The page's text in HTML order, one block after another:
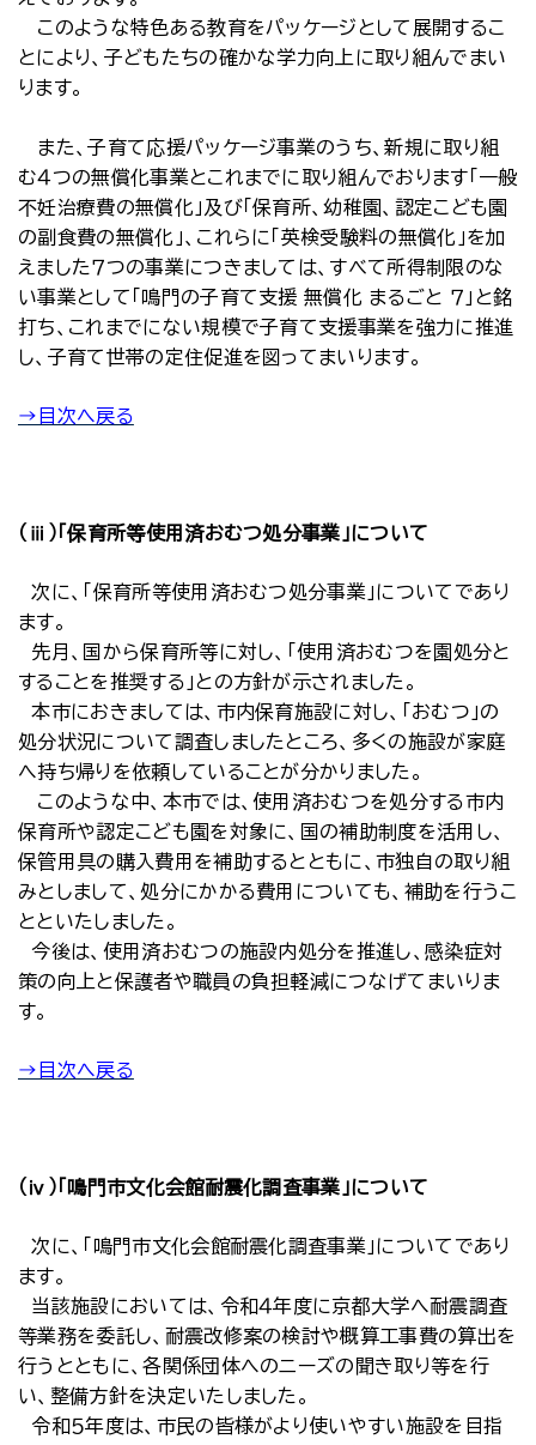
このような特色ある教育をパッケージとして展開するこ
とにより、子どもたちの確かな学力向上に取り組んでまい
ります。
また、子育て応援パッケージ事業のうち、新規に取り組
む４つの無償化事業とこれまでに取り組んでおります「一般
不妊治療費の無償化」及び「保育所、幼稚園、認定こども園
の副食費の無償化」、これらに「英検受験料の無償化」を加
えました７つの事業につきましては、すべて所得制限のな
い事業として「鳴門の子育て支援 無償化 まるごと ７」と銘
打ち、これまでにない規模で子育て支援事業を強力に推進
し、子育て世帯の定住促進を図ってまいります。
→目次へ戻る
（ⅲ）「保育所等使用済おむつ処分事業」について
次に、「保育所等使用済おむつ処分事業」についてであり
ます。
先月、国から保育所等に対し、「使用済おむつを園処分と
することを推奨する」との方針が示されました。
本市におきましては、市内保育施設に対し、「おむつ」の
処分状況について調査しましたところ、多くの施設が家庭
へ持ち帰りを依頼していることが分かりました。
このような中、本市では、使用済おむつを処分する市内
保育所や認定こども園を対象に、国の補助制度を活用し、
保管用具の購入費用を補助するとともに、市独自の取り組
みとしまして、処分にかかる費用についても、補助を行うこ
とといたしました。
今後は、使用済おむつの施設内処分を推進し、感染症対
策の向上と保護者や職員の負担軽減につなげてまいりま
す。
→目次へ戻る
（ⅳ）「鳴門市文化会館耐震化調査事業」について
次に、「鳴門市文化会館耐震化調査事業」についてであり
ます。
当該施設においては、令和４年度に京都大学へ耐震調査
等業務を委託し、耐震改修案の検討や概算工事費の算出を
行うとともに、各関係団体へのニーズの聞き取り等を行
い、整備方針を決定いたしました。
令和５年度は、市民の皆様がより使いやすい施設を目指